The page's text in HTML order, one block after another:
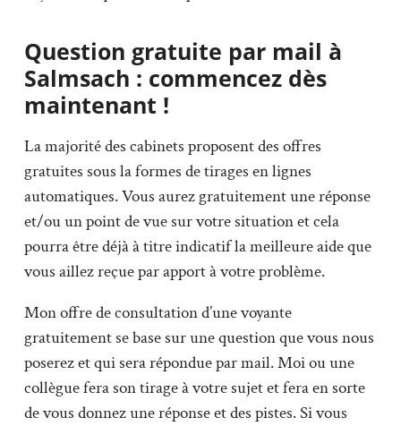
Question gratuite par mail à
Salmsach : commencez dès
maintenant !
La majorité des cabinets proposent des offres
gratuites sous la formes de tirages en lignes
automatiques. Vous aurez gratuitement une réponse
et/ou un point de vue sur votre situation et cela
pourra être déjà à titre indicatif la meilleure aide que
vous aillez reçue par apport à votre problème.
Mon offre de consultation d’une voyante
gratuitement se base sur une question que vous nous
poserez et qui sera répondue par mail. Moi ou une
collègue fera son tirage à votre sujet et fera en sorte
de vous donnez une réponse et des pistes. Si vous